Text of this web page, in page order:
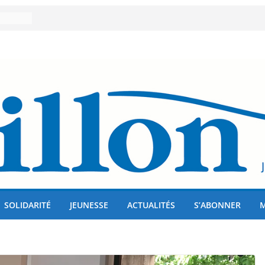
!
SOLIDARITÉ JEUNESSE ACTUALITÉS S’ABONNER